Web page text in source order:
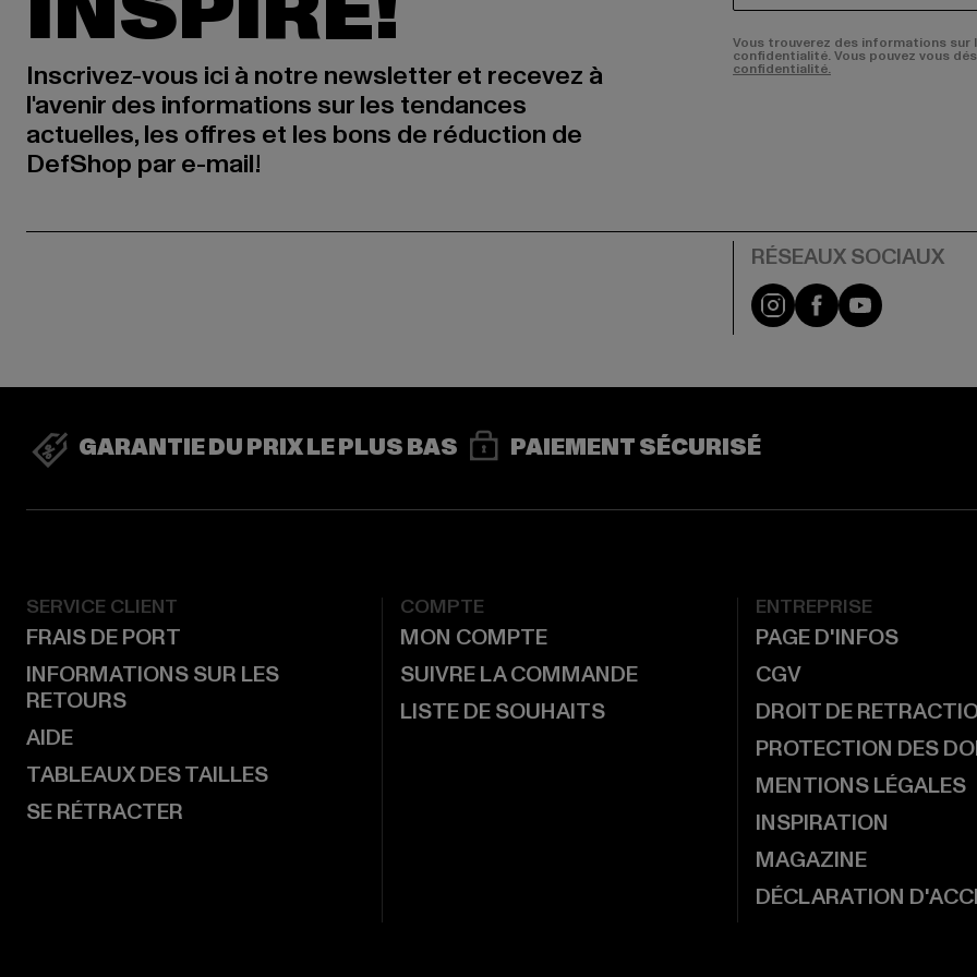
Inscrivez-vous ici à notre newsletter et recevez à
l'avenir des informations sur les tendances
actuelles, les offres et les bons de réduction de
DefShop par e-mail!
Vous trouverez des informations
confidentialité. Vous pouvez vous
confidentialité.
Visit our Instagram
Visit ourVisit our
GARANTIE DU PRIX LE PLUS BAS PAIEMENT SÉCURISÉ
SERVICE CLIENT
FRAIS DE PORT
INFORMATIONS SUR LES
RETOURS
AIDE
TABLEAUX DES TAILLES
SE RÉTRACTER
COMPTE
MON COMPTE
SUIVRE LA COMMANDE
LISTE DE SOUHAITS
ENTREPRISE
PAGE D'INFOS
CGV
DROIT DE
PROTECTION DES
MENTIONS LÉGALES
INSPIRATION
MAGAZINE
DÉCLARATION